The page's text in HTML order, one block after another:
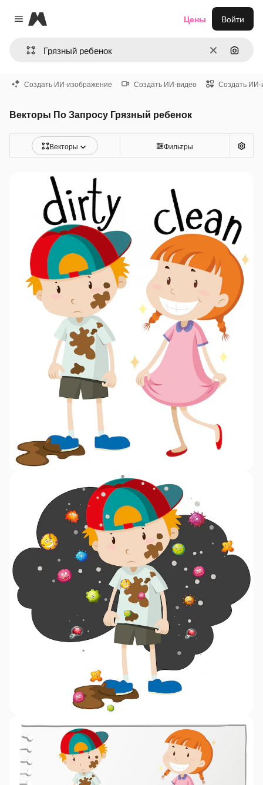
Close menu
Magnific
ОчиститьПоиск
Цены Войти
Создать ИИ-изображение Создать ИИ-видео Создать ИИ-
Векторы По Запросу Грязный ребенок
Векторы Фильтры